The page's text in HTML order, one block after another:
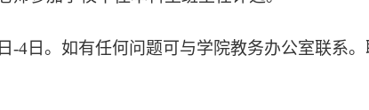
-4日。如有任何问题可与学院教务办公室联系